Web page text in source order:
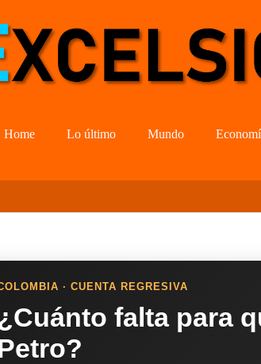
Home Lo último Mundo
· CUENTA REGRESIVA
falta para